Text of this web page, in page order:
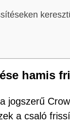
hamis
jogszerű
a csaló